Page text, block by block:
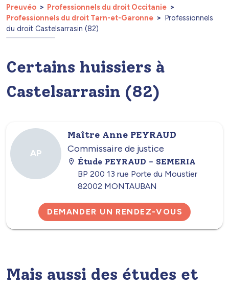
Preuvéo
Professionnels du droit Occitanie
Professionnels du droit Tarn-et-Garonne
Professionnels
du droit Castelsarrasin (82)
Certains huissiers à
Castelsarrasin (82)
AP
Maître Anne PEYRAUD
Commissaire de justice
Étude PEYRAUD - SEMERIA
BP 200 13 rue Porte du Moustier
82002 MONTAUBAN
DEMANDER UN RENDEZ-VOUS
Mais aussi des études et